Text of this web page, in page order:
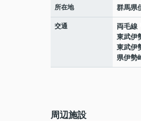
所在地 群馬県
交通 両毛線
東武伊
東武伊
県伊勢
周辺施設